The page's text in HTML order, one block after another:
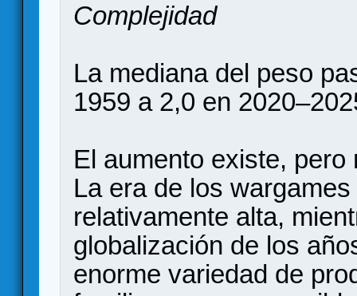
Complejidad
La mediana del peso
1959 a 2,0 en
El aumento existe,
La era de los
relativamente alta,
globalización de los
enorme variedad de